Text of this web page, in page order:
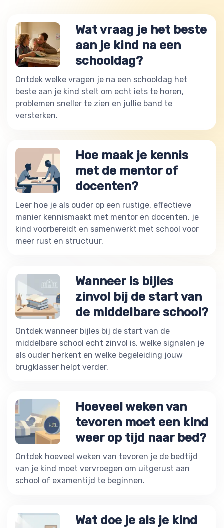
Wat vraag je het beste
aan je kind na een
schooldag?
Ontdek welke vragen je na een schooldag het
beste aan je kind stelt om echt iets te horen,
problemen sneller te zien en jullie band te
versterken.
Hoe maak je kennis
met de mentor of
docenten?
Leer hoe je als ouder op een rustige, effectieve
manier kennismaakt met mentor en docenten, je
kind voorbereidt en samenwerkt met school voor
meer rust en structuur.
Wanneer is bijles
zinvol bij de start van
de middelbare school?
Ontdek wanneer bijles bij de start van de
middelbare school echt zinvol is, welke signalen je
als ouder herkent en welke begeleiding jouw
brugklasser helpt verder.
Hoeveel weken van
tevoren moet een kind
weer op tijd naar bed?
Ontdek hoeveel weken van tevoren je de bedtijd
van je kind moet vervroegen om uitgerust aan
school of examentijd te beginnen.
Wat doe je als je kind